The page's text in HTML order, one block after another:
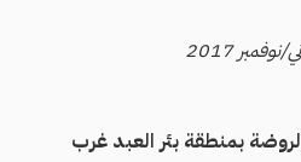
بمنطقة بئر العبد غرب